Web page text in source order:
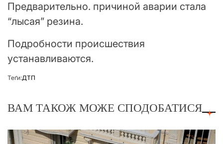
Предварительно. причиной аварии стала
“лысая” резина.
Подробности происшествия
устанавливаются.
Теґи:ДТП
ВАМ ТАКОЖ МОЖЕ СПОДОБАТИСЯ